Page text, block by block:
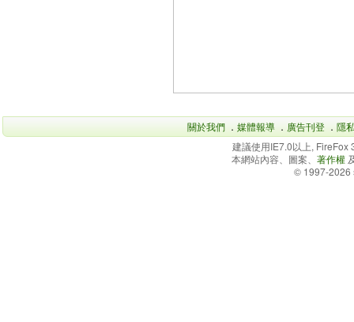
關於我們 ． 媒體報導 ． 廣告刊登 ． 隱
建議使用IE7.0以上,
本網站內容、圖案、 著作權
© 1997-2026